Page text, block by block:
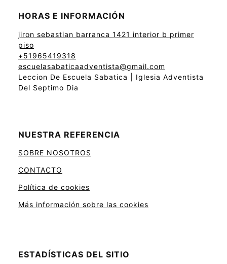
HORAS E INFORMACIÓN
jiron sebastian barranca 1421 interior b primer
piso
+51965419318
escuelasabaticaadventista@gmail.com
Leccion De Escuela Sabatica | Iglesia Adventista
Del Septimo Dia
NUESTRA REFERENCIA
SOBRE NOSOTROS
CONTACTO
Política de cookies
Más información sobre las cookies
ESTADÍSTICAS DEL SITIO